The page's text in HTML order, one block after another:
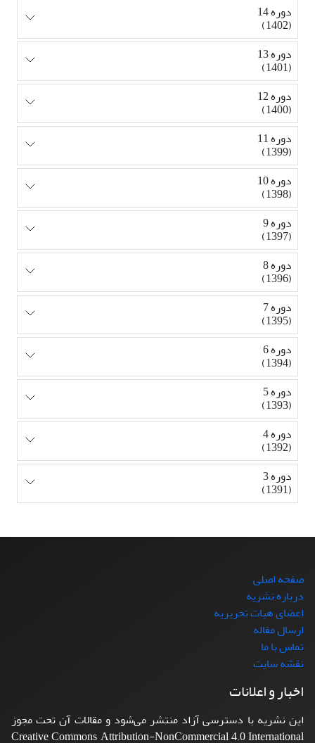
دوره 14
(1402)
دوره 13
(1401)
دوره 12
(1400)
دوره 11
(1399)
دوره 10
(1398)
دوره 9
(1397)
دوره 8
(1396)
دوره 7
(1395)
دوره 6
(1394)
دوره 5
(1393)
دوره 4
(1392)
دوره 3
(1391)
صفحه اصلی
درباره نشریه
اعضای هیات تحریریه
ارسال مقاله
تماس با ما
نقشه سایت
اخبار و اعلانات
این نشریه با دسترسی آزاد منتشر می‌شود و مقالات آن تحت مجوز
Creative Commons Attribution-NonCommercial 4.0 International